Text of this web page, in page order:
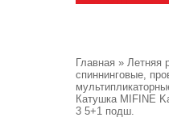
Главная » Летняя
спиннинговые,
Катушка MIFINE
3 5+1 подш.